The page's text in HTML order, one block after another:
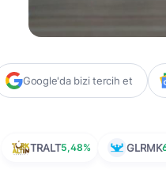
Google'da bizi tercih et
TRALT5,48% GLRMK